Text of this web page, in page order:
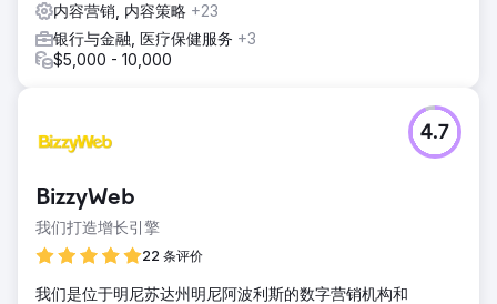
内容营销, 内容策略 +23
银行与金融, 医疗保健服务 +3
$5,000 - 10,000
BizzyWeb
我们打造增长引擎
22 条评价
4.7
我们是位于明尼苏达州明尼阿波利斯的数字营销机构和